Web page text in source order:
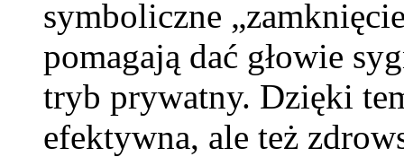
symboliczne
pomagają dać głowie
tryb prywatny. Dzięki
efektywna, ale też